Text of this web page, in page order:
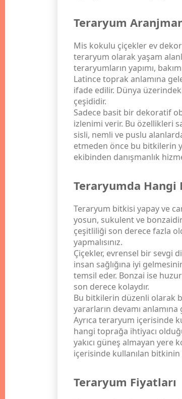
Teraryum
Mis kokulu çiçekler ev
teraryum olarak yaşam
teraryumların yapımı,
Latince toprak anlamına
ifade edilir. Dünya
çeşididir.
Sadece basit bir dekoratif
izlenimi verir. Bu özellikleri
sisli, nemli ve puslu
etmeden önce bu bitkilerin
ekibinden danışmanlık
Teraryumda Hangi
Teraryum bitkisi yapay ve
yosun, sukulent ve
çeşitliliği son derece fazla
yapmalısınız.
Çiçekler, evrensel bir sevgi
insan sağlığına iyi
temsil eder. Bonzai ise
son derece kolaydır.
Bu bitkilerin düzenli olarak
yararların devamı
Ayrıca teraryum içerisinde
hangi toprağa ihtiyacı
yakıcı güneş almayan
içerisinde kullanılan
Teraryum Fiyatları